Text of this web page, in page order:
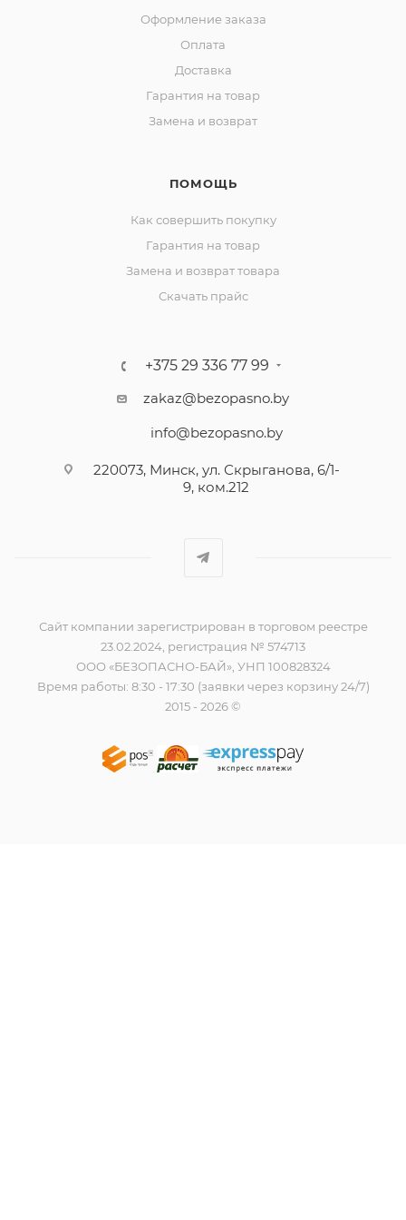
Оформление заказа
Оплата
Доставка
Гарантия на товар
Замена и возврат
ПОМОЩЬ
Как совершить покупку
Гарантия на товар
Замена и возврат товара
Скачать прайс
+375 29 336 77 99
zakaz@bezopasno.by
info@bezopasno.by
220073, Минск, ул. Скрыганова, 6/1-
9, ком.212
Сайт компании зарегистрирован в торговом реестре
23.02.2024, регистрация № 574713
ООО «БЕЗОПАСНО-БАЙ», УНП 100828324
Время работы: 8:30 - 17:30 (заявки через корзину 24/7)
2015 - 2026 ©